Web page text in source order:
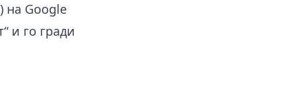
на Google
и го гради